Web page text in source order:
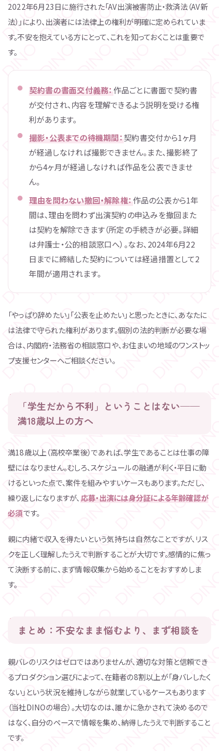
2022年6月23日に施行された「AV出演被害防止・救済法（AV新
法）」により、出演者には法律上の権利が明確に定められていま
す。不安を抱えている方にとって、これを知っておくことは重要で
す。
契約書の書面交付義務： 作品ごとに書面で契約書
が交付され、内容を理解できるよう説明を受ける権
利があります。
撮影・公表までの待機期間： 契約書交付から1ヶ月
が経過しなければ撮影できません。また、撮影終了
から4ヶ月が経過しなければ作品を公表できませ
ん。
理由を問わない撤回・解除権： 作品の公表から1年
間は、理由を問わず出演契約の申込みを撤回また
は契約を解除できます（所定の手続きが必要。詳細
は弁護士・公的相談窓口へ）。なお、2024年6月22
日までに締結した契約については経過措置として2
年間が適用されます。
「やっぱり辞めたい」「公表を止めたい」と思ったときに、あなたに
は法律で守られた権利があります。個別の法的判断が必要な場
合は、内閣府・法務省の相談窓口や、お住まいの地域のワンストッ
プ支援センターへご相談ください。
「学生だから不利」ということはない——
満18歳以上の方へ
満18歳以上（高校卒業後）であれば、学生であることは仕事の障
壁にはなりません。むしろ、スケジュールの融通が利く・平日に動
けるといった点で、案件を組みやすいケースもあります。ただし、
繰り返しになりますが、 応募・出演には身分証による年齢確認が
必須です。
親に内緒で収入を得たいという気持ちは自然なことですが、リス
クを正しく理解したうえで判断することが大切です。感情的に焦っ
て決断する前に、まず情報収集から始めることをおすすめしま
す。
まとめ：不安なまま悩むより、まず相談を
親バレのリスクはゼロではありませんが、適切な対策と信頼でき
るプロダクション選びによって、在籍者の8割以上が「身バレしたく
ない」という状況を維持しながら就業しているケースもあります
（当社DINOの場合）。大切なのは、誰かに急かされて決めるので
はなく、自分のペースで情報を集め、納得したうえで判断すること
です。